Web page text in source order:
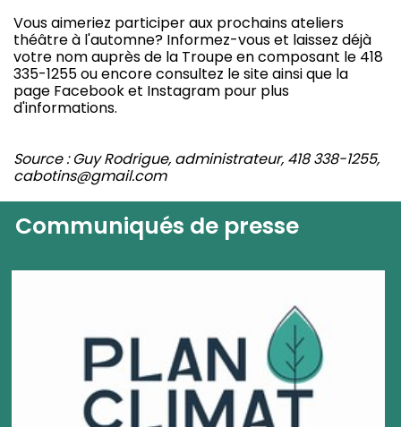
Vous aimeriez participer aux prochains ateliers
théâtre à l'automne? Informez-vous et laissez déjà
votre nom auprès de la Troupe en composant le 418
335-1255 ou encore consultez le site ainsi que la
page Facebook et Instagram pour plus
d'informations.
Source : Guy Rodrigue, administrateur, 418 338-1255,
cabotins@gmail.com
Communiqués de presse